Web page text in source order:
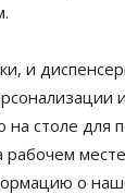
и
на столе для
о